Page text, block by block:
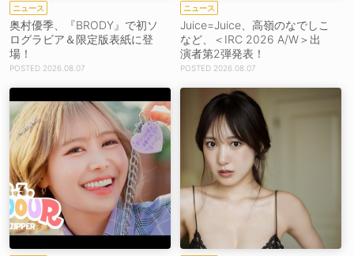
ニュース
奥村優季、『BRODY』で初ソ
ログラビア＆限定版表紙に登
場！
2026.08.07
ニュース
Juice=Juice、高嶺のなでしこ
など、＜IRC 2026 A/W＞出
演者第2弾発表！
2026.08.07